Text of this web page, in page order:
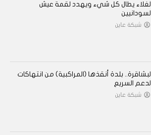
الغلاء يطال كل شيء ويهدد لقمة عيش
السودانيين
شبكة عاين
البشاقرة.. بلدة أنقذها (المراكبية) من انتهاكات
الدعم السريع
شبكة عاين